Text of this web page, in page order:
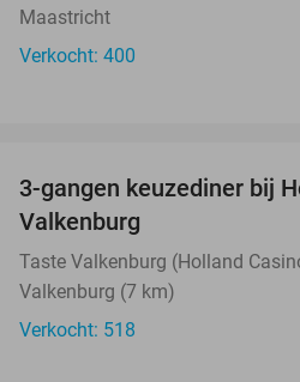
Maastricht
Verkocht: 400
3-gangen keuzediner bij
Valkenburg
Taste Valkenburg (Holland
Valkenburg (7 km)
Verkocht: 518